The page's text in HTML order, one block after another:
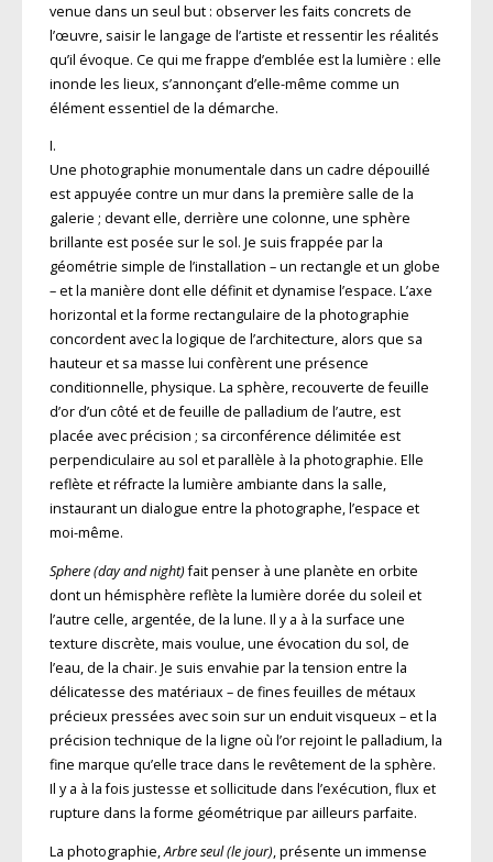
venue dans un seul but : observer les faits concrets de
l’œuvre, saisir le langage de l’artiste et ressentir les réalités
qu’il évoque. Ce qui me frappe d’emblée est la lumière : elle
inonde les lieux, s’annonçant d’elle-même comme un
élément essentiel de la démarche.
I.
Une photographie monumentale dans un cadre dépouillé
est appuyée contre un mur dans la première salle de la
galerie ; devant elle, derrière une colonne, une sphère
brillante est posée sur le sol. Je suis frappée par la
géométrie simple de l’installation – un rectangle et un globe
– et la manière dont elle définit et dynamise l’espace. L’axe
horizontal et la forme rectangulaire de la photographie
concordent avec la logique de l’architecture, alors que sa
hauteur et sa masse lui confèrent une présence
conditionnelle, physique. La sphère, recouverte de feuille
d’or d’un côté et de feuille de palladium de l’autre, est
placée avec précision ; sa circonférence délimitée est
perpendiculaire au sol et parallèle à la photographie. Elle
reflète et réfracte la lumière ambiante dans la salle,
instaurant un dialogue entre la photographe, l’espace et
moi-même.
Sphere (day and night)fait penser à une planète en orbite
dont un hémisphère reflète la lumière dorée du soleil et
l’autre celle, argentée, de la lune. Il y a à la surface une
texture discrète, mais voulue, une évocation du sol, de
l’eau, de la chair. Je suis envahie par la tension entre la
délicatesse des matériaux – de fines feuilles de métaux
précieux pressées avec soin sur un enduit visqueux – et la
précision technique de la ligne où l’or rejoint le palladium, la
fine marque qu’elle trace dans le revêtement de la sphère.
Il y a à la fois justesse et sollicitude dans l’exécution, flux et
rupture dans la forme géométrique par ailleurs parfaite.
La photographie,Arbre seul (le jour), présente un immense